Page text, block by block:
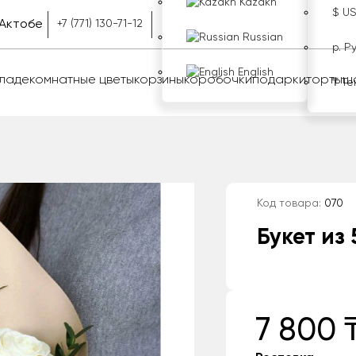
+7 (771) 130-71-12
Kazakh
Russian
English
$
р.
₸
комнатные цветыкорзиныкоробочкиподаркиторты
Код товара: 070
Букет из
7 800